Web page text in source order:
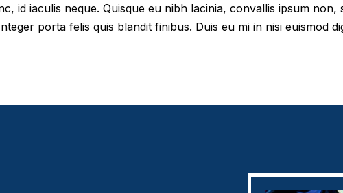
id iaculis neque. Quisque eu nibh lacinia, convallis ipsum
porta felis quis blandit finibus. Duis eu mi in nisi euismod